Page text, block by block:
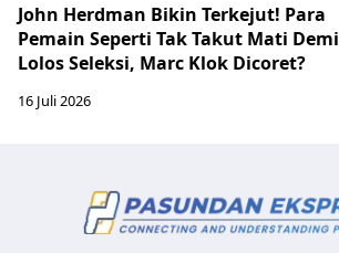
John Herdman Bikin Terkejut! Para
Pemain Seperti Tak Takut Mati Demi
Lolos Seleksi, Marc Klok Dicoret?
16 Juli 2026